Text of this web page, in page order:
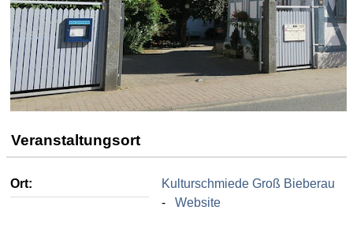
Veranstaltungsort
Ort:
Kulturschmiede Groß Bieberau
- Website